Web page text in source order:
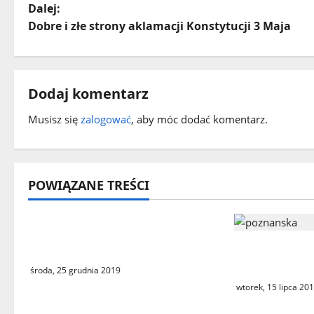
o
b
a
c
z
w
p
y
Dalej:
Dobre i złe strony aklamacji Konstytucji 3 Maja
Dodaj komentarz
Musisz się zalogować, aby móc dodać komentarz.
POWIĄZANE TREŚCI
środa, 25 grudnia 2019
wtorek, 15 lipca